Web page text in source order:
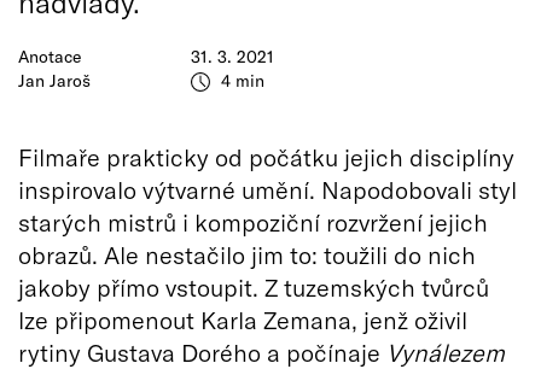
Anotace
Jan Jaroš
31. 3. 2021
4 min
Filmaře prakticky od počátku jejich disciplíny
inspirovalo výtvarné umění. Napodobovali styl
starých mistrů i kompoziční rozvržení jejich
obrazů. Ale nestačilo jim to: toužili do nich
jakoby přímo vstoupit. Z tuzemských tvůrců
lze připomenout Karla Zemana, jenž oživil
rytiny Gustava Dorého a počínaje Vynálezem